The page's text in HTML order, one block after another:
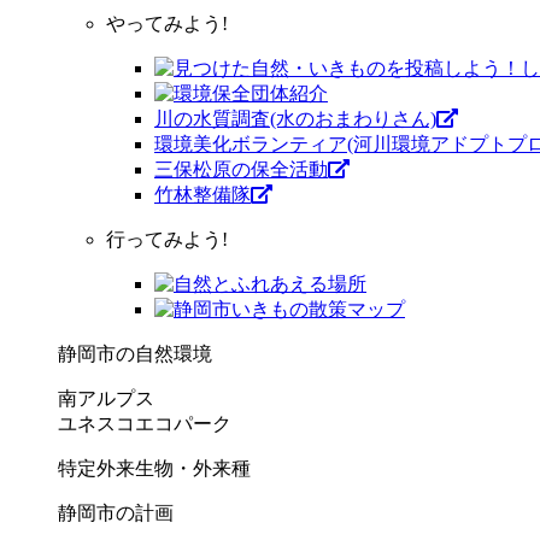
やってみよう!
川の水質調査(水のおまわりさん)
環境美化ボランティア(河川環境アドプトプ
三保松原の保全活動
竹林整備隊
行ってみよう!
静岡市の自然環境
南アルプス
ユネスコエコパーク
特定外来生物・外来種
静岡市の計画